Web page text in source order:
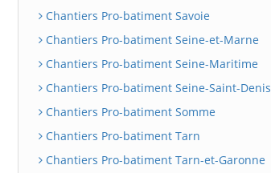
Chantiers Pro-batiment Savoie
Chantiers Pro-batiment Seine-et-Marne
Chantiers Pro-batiment Seine-Maritime
Chantiers Pro-batiment Seine-Saint-Denis
Chantiers Pro-batiment Somme
Chantiers Pro-batiment Tarn
Chantiers Pro-batiment Tarn-et-Garonne